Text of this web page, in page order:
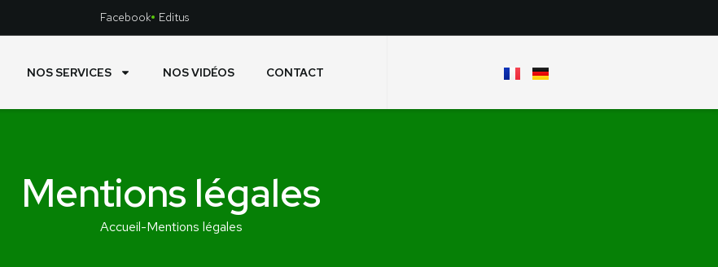
Facebook Editus
NOS SERVICES NOS VIDÉOS CONTACT
Mentions légales
Accueil-Mentions légales